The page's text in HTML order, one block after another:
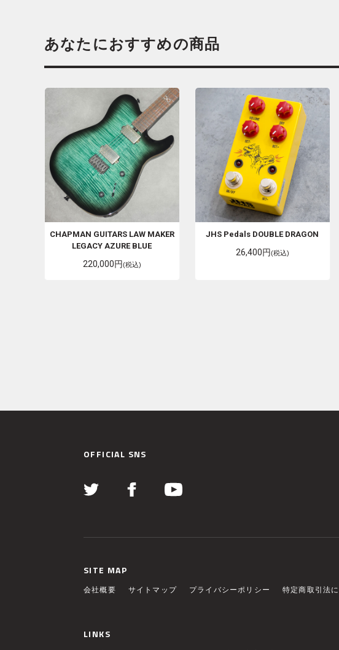
あなたにおすすめの商品
CHAPMAN GUITARS LAW MAKER
LEGACY AZURE BLUE
220,000円(税込)
JHS Pedals DOUBLE DRAGON
26,400円(税込)
OFFICIAL SNS
SITE MAP
会社概要 サイトマップ プライバシーポリシー 特定商取引法
LINKS